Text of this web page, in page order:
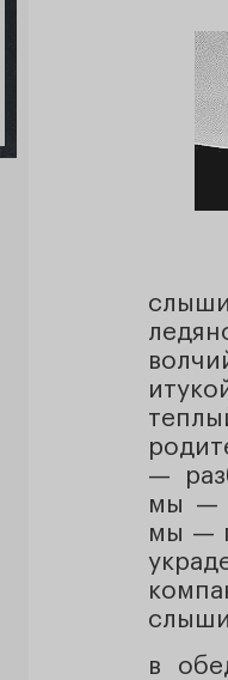
—
мы —
мы —
в